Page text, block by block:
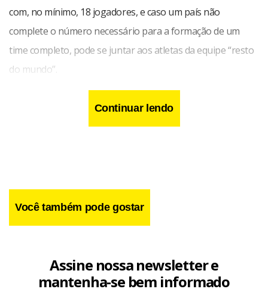
com, no mínimo, 18 jogadores, e caso um país não
complete o número necessário para a formação de um
time completo, pode se juntar aos atletas da equipe “resto
do mundo”.
Continuar lendo
Você também pode gostar
Assine nossa newsletter e
mantenha-se bem informado